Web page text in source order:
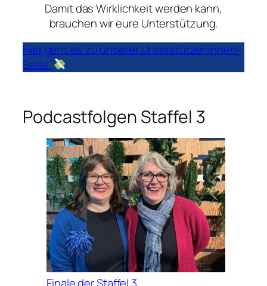
Damit das Wirklichkeit werden kann,
brauchen wir eure Unterstützung.
Hier geht es zu unserer Unterstützer:innen-
Seite.
Podcastfolgen Staffel 3